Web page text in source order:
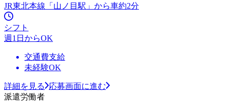
JR東北本線「山ノ目駅」から車約2分
シフト
週1日からOK
交通費支給
未経験OK
詳細を見る
応募画面に進む
派遣労働者